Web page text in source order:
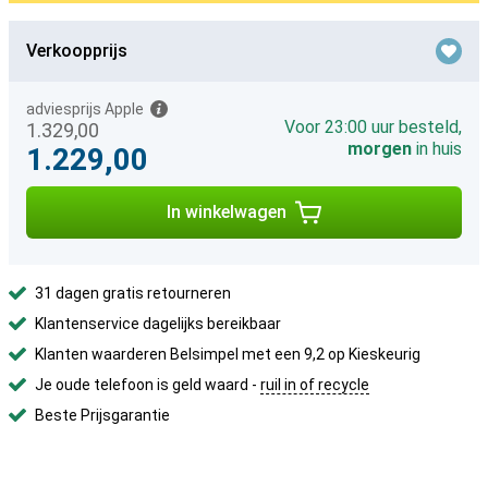
Verkoopprijs
1.329,00
adviesprijs Apple
1.229,00
Voor 23:00 uur besteld,
morgen in huis
In winkelwagen
31 dagen gratis retourneren
Klantenservice dagelijks bereikbaar
Klanten waarderen Belsimpel met een 9,2 op Kieskeurig
Je oude telefoon is geld waard - ruil in of recycle
Beste Prijsgarantie